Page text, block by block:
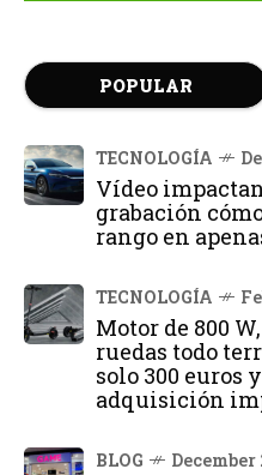
POPULAR
TECNOLOGÍA
Vídeo
grabación
rango en
TECNOLOGÍA
Motor de 800
ruedas todo
solo 300 euros
adquisición
BLOG December